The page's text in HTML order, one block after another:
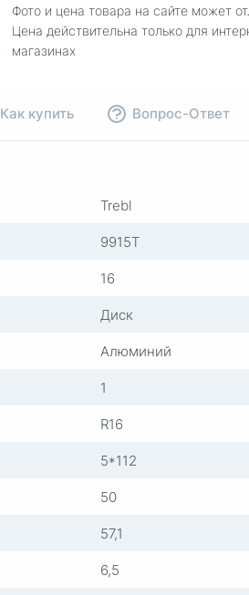
Фото и цена товара на сайте может
Цена действительна только для
магазинах
Как купить Вопрос-Ответ
Trebl
9915T
16
Диск
Алюминий
1
R16
5*112
50
57,1
6,5